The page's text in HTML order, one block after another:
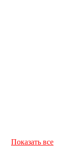
Показать все